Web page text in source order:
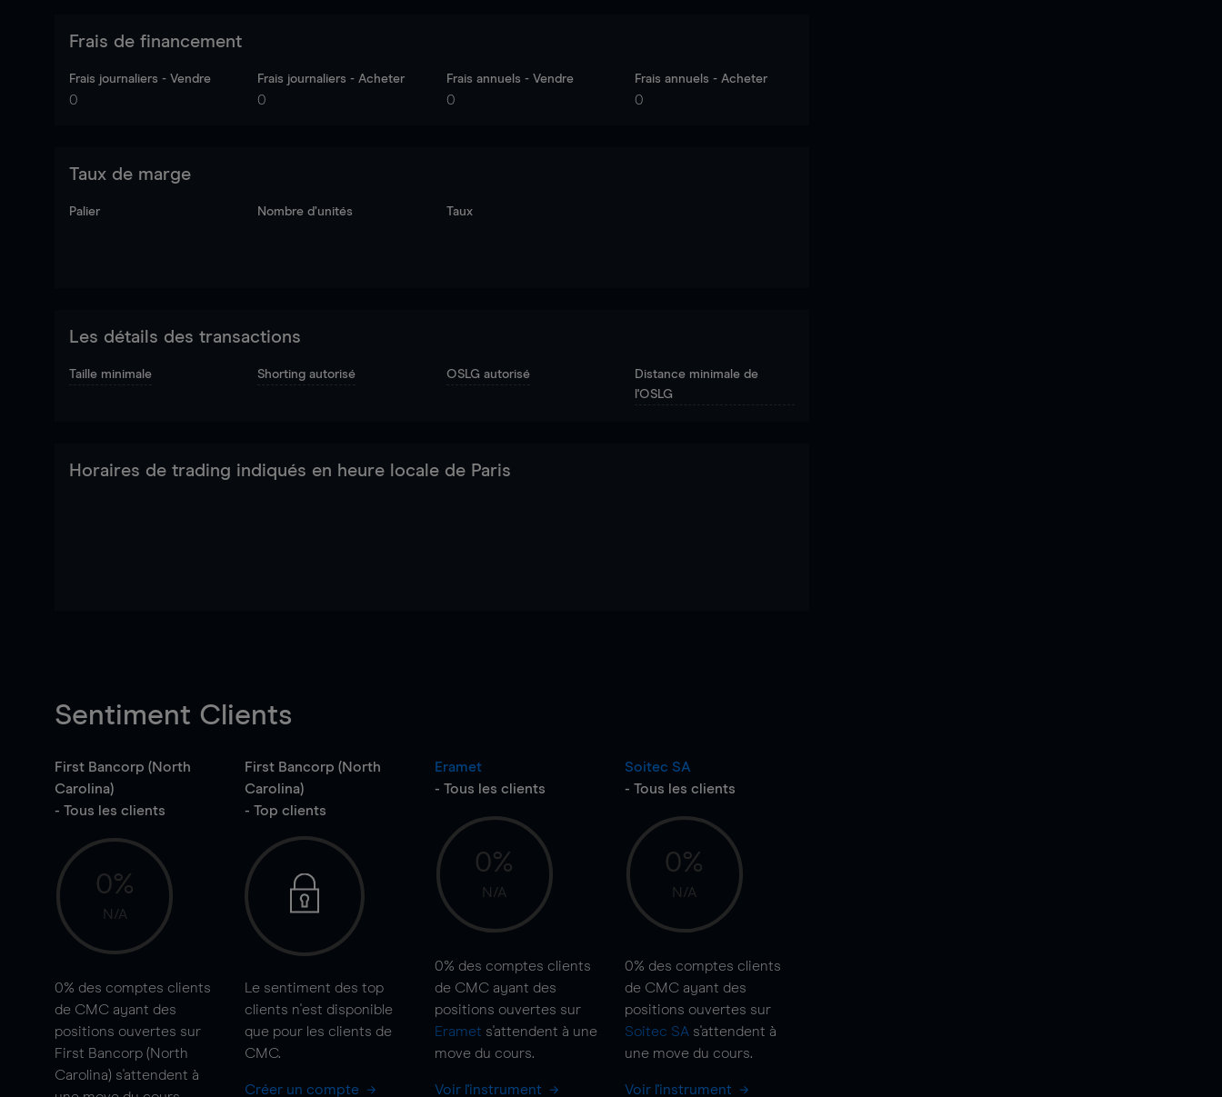
Frais de financement
Frais journaliers - Vendre
0
Frais journaliers - Acheter
0
Frais annuels - Vendre
0
Frais annuels - Acheter
0
Taux de marge
Palier Nombre d’unités Taux
Les détails des transactions
Taille minimale Shorting autorisé OSLG autorisé
Distance minimale de
l'OSLG
Horaires de trading indiqués en heure locale de Paris
Sentiment Clients
First Bancorp (North
Carolina)
- Tous les clients
0%
N/A
0% des comptes clients
de CMC ayant des
positions ouvertes sur
First Bancorp (North
Carolina) s'attendent à
First Bancorp (North
Carolina)
- Top clients
Le sentiment des top
clients n'est disponible
que pour les clients de
CMC.
Créer un compte
Eramet
- Tous les clients
0%
N/A
0% des comptes clients
de CMC ayant des
positions ouvertes sur
Eramet s'attendent à une
move du cours.
Voir l'instrument
Soitec SA
- Tous les clients
0%
N/A
0% des comptes clients
de CMC ayant des
positions ouvertes sur
Soitec SA s'attendent à
une move du cours.
Voir l'instrument